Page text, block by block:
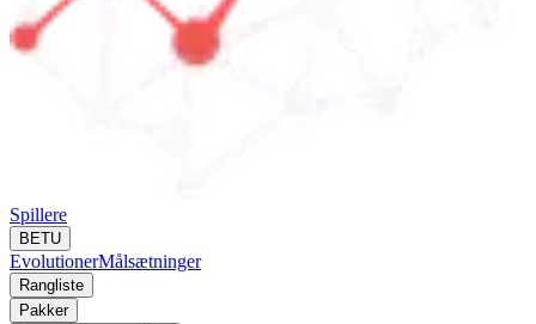
Spillere
BETU
EvolutionerMålsætninger
Rangliste
Pakker